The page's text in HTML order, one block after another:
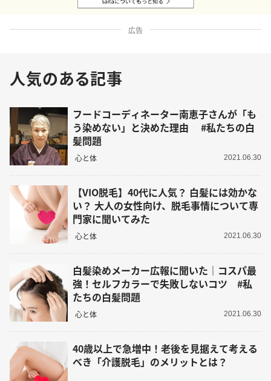
広告
人気のある記事
フードコーディネーター南恵子さんが「も
う染めない」と決めた理由 #私たちの白
髪問題
心と体 2021.06.30
【VIO脱毛】40代に人気？ 白髪には効かな
い？ 大人の女性向け、脱毛事情について専
門家に聞いてみた
心と体 2021.06.30
白髪染めメーカー広報に聞いた｜コスパ最
強！セルフカラーで失敗しないコツ #私
たちの白髪問題
心と体 2021.06.30
40歳以上で急増中！老後を見据えて考える
べき「介護脱毛」のメリットとは？